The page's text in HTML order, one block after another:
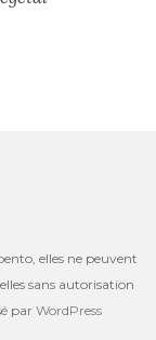
elles ne peuvent
sans autorisation
par WordPress